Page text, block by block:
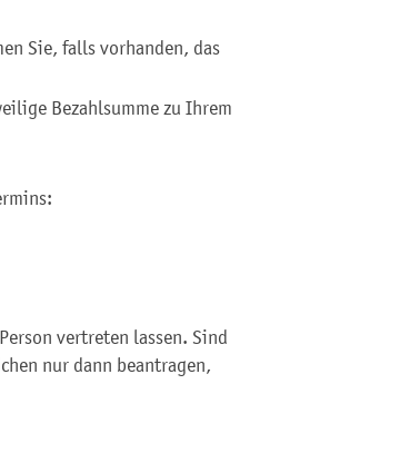
Sie, falls vorhanden, das
Bezahlsumme zu Ihrem
vertreten lassen. Sind
nur dann beantragen,